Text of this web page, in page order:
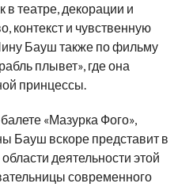
в театре, декорации и
контекст и чувственную
Бауш также по фильму
плывет», где она
принцессы.
«Мазурка Фого»,
Бауш вскоре представит в
деятельности этой
современного